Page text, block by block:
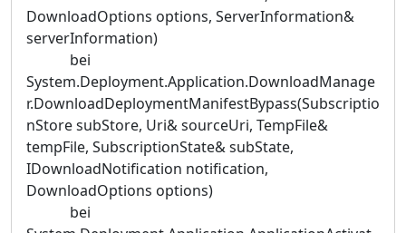
DownloadOptions options, ServerInformation&
serverInformation)
bei
System.Deployment.Application.DownloadManage
r.DownloadDeploymentManifestBypass(Subscriptio
nStore subStore, Uri& sourceUri, TempFile&
tempFile, SubscriptionState& subState,
IDownloadNotification notification,
DownloadOptions options)
bei